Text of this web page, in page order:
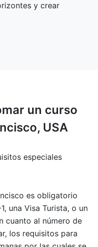
y crear
un curso
USA
especiales
es obligatorio
una Visa Turista, o un
cuanto al número de
los requisitos para